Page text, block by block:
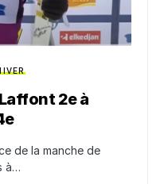
2e à
de la manche de
à…